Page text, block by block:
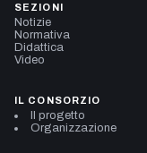
SEZIONI
Notizie
Normativa
Didattica
Video
IL CONSORZIO
Il progetto
Organizzazione